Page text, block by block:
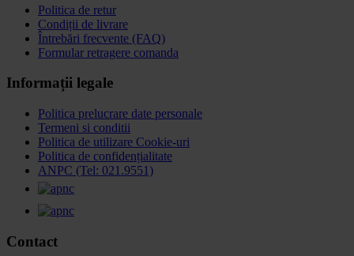
Politica de retur
Condiții de livrare
Întrebări frecvente (FAQ)
Formular retragere comanda
Informații legale
Politica prelucrare date personale
Termeni si conditii
Politica de utilizare Cookie-uri
Politica de confidențialitate
ANPC (Tel: 021.9551)
Contact